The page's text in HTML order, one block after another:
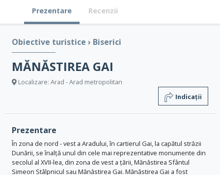
Prezentare Recenzii
Obiective turistice › Biserici
MĂNĂSTIREA GAI
Localizare: Arad - Arad metropolitan
Indicații
Prezentare
În zona de nord - vest a Aradului, în cartierul Gai, la capătul străzii
Dunării, se înalță unul din cele mai reprezentative monumente din
secolul al XVII-lea, din zona de vest a țării, Mănăstirea Sfântul
Simeon Stâlpnicul sau Mănăstirea Gai. Mănăstirea Gai a fost